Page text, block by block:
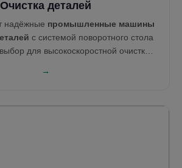
Очистка деталей
надёжные промышленные машины
с системой поворотного стола
для высокоскоростной очистки
линию.
→